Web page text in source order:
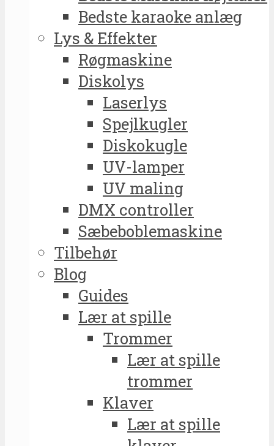
Bedste karaoke anlæg
Lys & Effekter
Røgmaskine
Diskolys
Laserlys
Spejlkugler
Diskokugle
UV-lamper
UV maling
DMX controller
Sæbeboblemaskine
Tilbehør
Blog
Guides
Lær at spille
Trommer
Lær at spille
trommer
Klaver
Lær at spille